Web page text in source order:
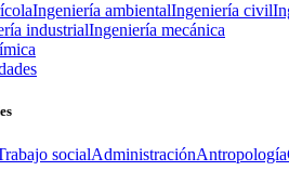
Ingeniería ambientalIngeniería civil
industrialIngeniería mecánica
socialAdministraciónAntropología